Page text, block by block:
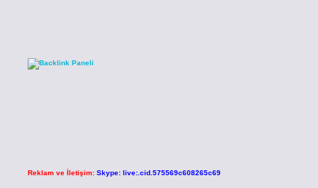
Reklam ve İletişim: Skype: live:.cid.575569c608265c69